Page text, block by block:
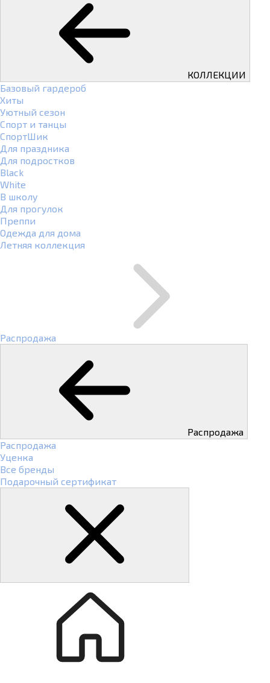
КОЛЛЕКЦИИ
Базовый гардероб
Хиты
Уютный сезон
Спорт и танцы
СпортШик
Для праздника
Для подростков
Black
White
В школу
Для прогулок
Преппи
Одежда для дома
Летняя коллекция
Распродажа
Распродажа
Распродажа
Уценка
Все бренды
Подарочный сертификат